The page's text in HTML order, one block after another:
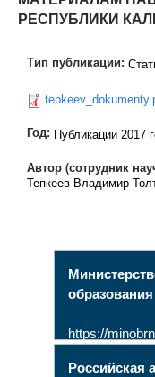
РЕСПУБЛИКИ
Тип публикации:
Год: Публикации 2017
Автор (сотрудник
Тепкеев Владимир
https://
Российская